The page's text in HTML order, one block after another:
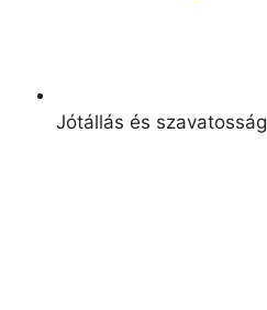
Jótállás és szavatosság